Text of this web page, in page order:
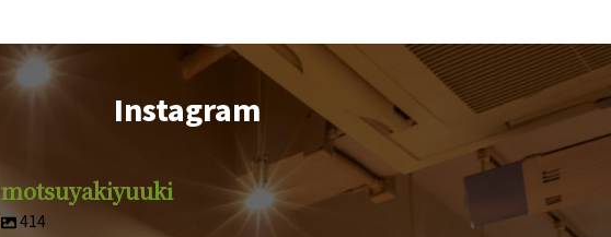
Instagram
motsuyakiyuuki
414